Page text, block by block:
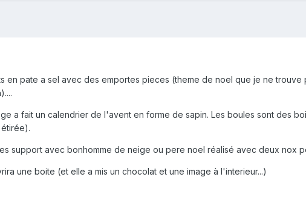
en pate a sel avec des emportes pieces (theme de noel que je ne trouve
a fait un calendrier de l'avent en forme de sapin. Les boules sont des
support avec bonhomme de neige ou pere noel réalisé avec deux nox
une boite (et elle a mis un chocolat et une image à l'interieur...)